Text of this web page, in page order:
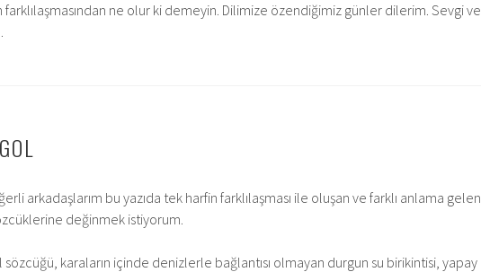
farklılaşmasından ne olur ki demeyin. Dilimize özendiğimiz günler dilerim. Sevgi ve
arkadaşlarım bu yazıda tek harfin farklılaşması ile oluşan ve farklı anlama gelen
değinmek istiyorum.
karaların içinde denizlerle bağlantısı olmayan durgun su birikintisi, yapay